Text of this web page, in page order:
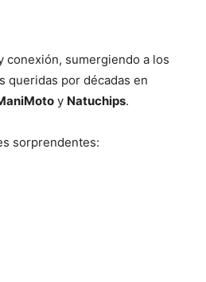
conexión, sumergiendo a los
queridas por décadas en
y Natuchips.
sorprendentes: